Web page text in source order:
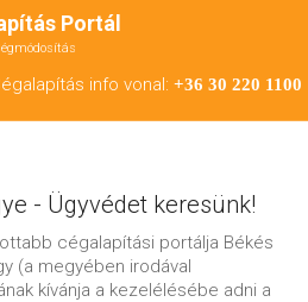
Portál
info vonal: +36 30 220 1100
- Ügyvédet keresünk!
cégalapítási portálja Békés
(a megyében irodával
kívánja a kezelélésébe adni a